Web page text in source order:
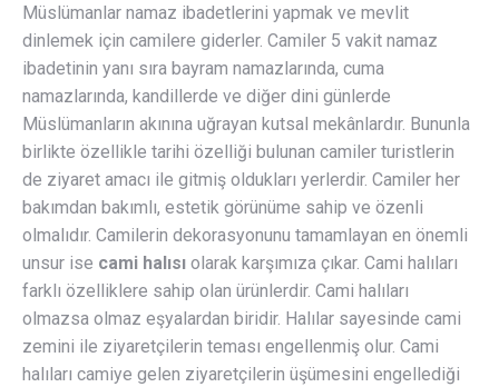
Müslümanlar namaz ibadetlerini yapmak ve mevlit
dinlemek için camilere giderler. Camiler 5 vakit namaz
ibadetinin yanı sıra bayram namazlarında, cuma
namazlarında, kandillerde ve diğer dini günlerde
Müslümanların akınına uğrayan kutsal mekânlardır. Bununla
birlikte özellikle tarihi özelliği bulunan camiler turistlerin
de ziyaret amacı ile gitmiş oldukları yerlerdir. Camiler her
bakımdan bakımlı, estetik görünüme sahip ve özenli
olmalıdır. Camilerin dekorasyonunu tamamlayan en önemli
unsur ise cami halısı olarak karşımıza çıkar. Cami halıları
farklı özelliklere sahip olan ürünlerdir. Cami halıları
olmazsa olmaz eşyalardan biridir. Halılar sayesinde cami
zemini ile ziyaretçilerin teması engellenmiş olur. Cami
halıları camiye gelen ziyaretçilerin üşümesini engellediği